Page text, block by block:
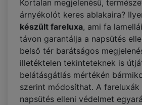
Kortalan megjelenésű,
árnyékolót keres ablakaira?
készült fareluxa, ami fa
távon garantálja a napsütés
belső tér barátságos
illetéktelen tekinteteknek is
belátásgátlás mértékén
szerint módosíthat. A fareluxák
napsütés elleni védelmet